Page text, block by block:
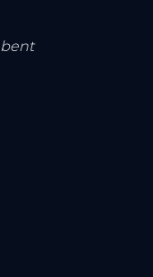
bent